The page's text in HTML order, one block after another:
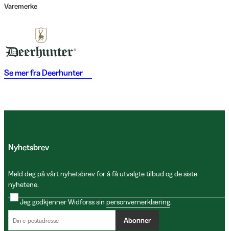
Varemerke
Se mer fra Deerhunter
Nyhetsbrev
Meld deg på vårt nyhetsbrev for å få utvalgte tilbud og de siste
nyhetene.
Jeg godkjenner Widforss sin personvernerklæring.
Abonner